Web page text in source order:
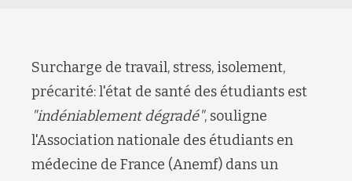
Surcharge de travail, stress, isolement,
précarité: l'état de santé des étudiants est
"indéniablement dégradé", souligne
l'Association nationale des étudiants en
médecine de France (Anemf) dans un